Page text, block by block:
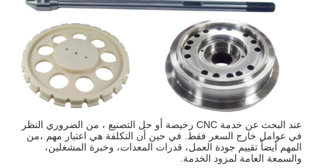
عند البحث عن خدمة CNC رخيصة أو حل التصنيع ، من الضروري النظر
في عوامل خارج السعر فقط. في حين أن التكلفة هي اعتبار مهم ،من
المهم أيضاً تقييم جودة العمل، قدرات المعدات، وخبرة المشغلين،
والسمعة العامة لمزود الخدمة.